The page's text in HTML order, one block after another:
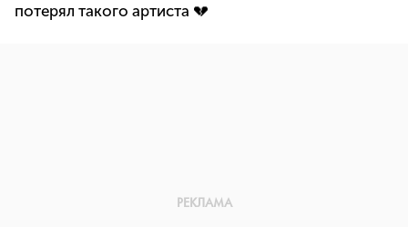
потерял такого артиста 💔